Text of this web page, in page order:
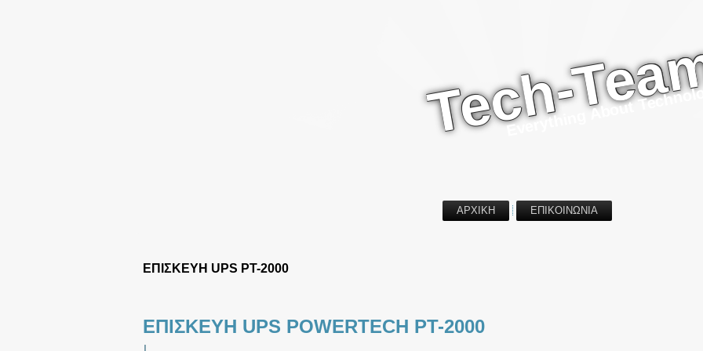
Tech-Everything About Technology
ΑΡΧΙΚΗ ΕΠΙΚΟΙΝΩΝΙΑ
ΕΠΙΣΚΕΥΗ UPS PT-2000
ΕΠΙΣΚΕΥΗ UPS POWERTECH PT-2000